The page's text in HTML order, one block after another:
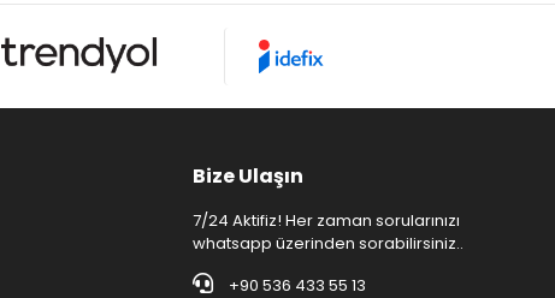
Bize Ulaşın
7/24 Aktifiz! Her zaman sorularınızı
whatsapp üzerinden sorabilirsiniz..
+90 536 433 55 13